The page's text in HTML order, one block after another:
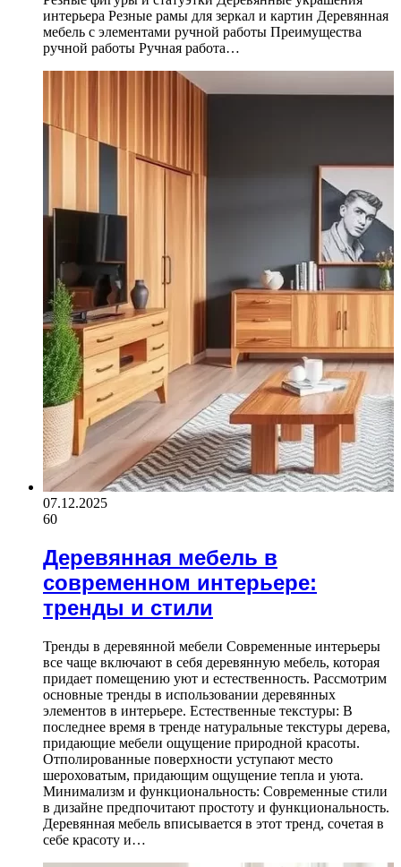
интерьера Резные рамы для зеркал и картин Деревянная
мебель с элементами ручной работы Преимущества
ручной работы Ручная работа…
07.12.2025
60
Деревянная мебель в
современном интерьере:
тренды и стили
Тренды в деревянной мебели Современные интерьеры
все чаще включают в себя деревянную мебель, которая
придает помещению уют и естественность. Рассмотрим
основные тренды в использовании деревянных
элементов в интерьере. Естественные текстуры: В
последнее время в тренде натуральные текстуры дерева,
придающие мебели ощущение природной красоты.
Отполированные поверхности уступают место
шероховатым, придающим ощущение тепла и уюта.
Минимализм и функциональность: Современные стили
в дизайне предпочитают простоту и функциональность.
Деревянная мебель вписывается в этот тренд, сочетая в
себе красоту и…